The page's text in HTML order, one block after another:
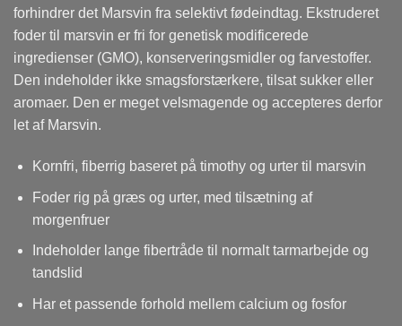
forhindrer det Marsvin fra selektivt fødeindtag. Ekstruderet
foder til marsvin er fri for genetisk modificerede
ingredienser (GMO), konserveringsmidler og farvestoffer.
Den indeholder ikke smagsforstærkere, tilsat sukker eller
aromaer. Den er meget velsmagende og accepteres derfor
let af Marsvin.
Kornfri, fiberrig baseret på timothy og urter til marsvin
Foder rig på græs og urter, med tilsætning af
morgenfruer
Indeholder lange fibertråde til normalt tarmarbejde og
tandslid
Har et passende forhold mellem calcium og fosfor